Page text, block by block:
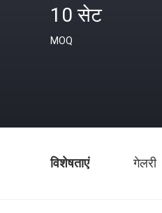
10 सेट
MOQ
विशेषताएं गेलरी